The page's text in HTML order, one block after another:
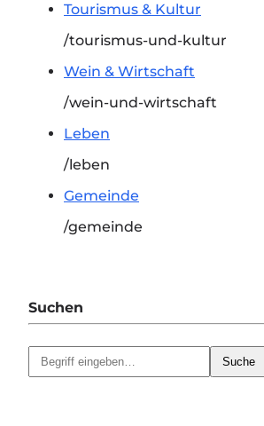
Tourismus & Kultur
/tourismus-und-kultur
Wein & Wirtschaft
/wein-und-wirtschaft
Leben
/leben
Gemeinde
/gemeinde
Suchen
Suche